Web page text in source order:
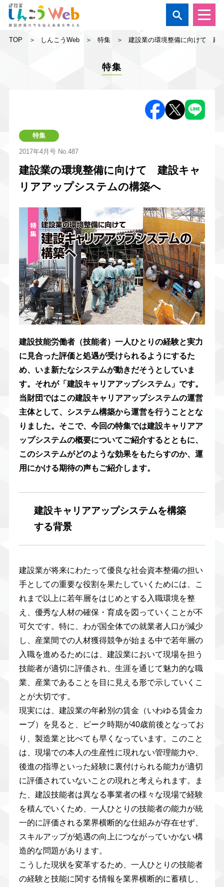

TOP しんこうWeb 特集 建設業の環境整備に向けて 建
特集
特集
2017年4月号No.487
建設業の環境整備に向けて 建設キャ
リアアップシステムの構築へ
建設技能労働者（技能者）一人ひとりの経験と実力
に見合った評価と処遇が受けられるようにするた
め、いま新たなシステムが動きだそうとしていま
す。それが「建設キャリアアップシステム」です。
当財団ではこの建設キャリアアップシステムの運営
主体として、システム構築から運営を行うこととな
りました。そこで、今回の特集では建設キャリアア
ップシステムの概要についてご紹介するとともに、
このシステムがどのような効果をもたらすのか、運
用にかける期待の声もご紹介します。
建設キャリアアップシステムを構築
する背景
建設業が将来にわたって優良な社会資本整備の担い
手としての重要な役割を果たしていくためには、こ
れまで以上に若年層をはじめとする入職環境を整
え、優秀な人材の確保・育成を図っていくことが不
可欠です。特に、わが国全体での就業者人口が減少
し、産業間での人材獲得競争が始まる中で若年層の
入職を進めるためには、建設業において現場を担う
技能者が適切に評価され、生涯を通じて魅力的な職
業、産業であることを目に見える形で示していくこ
とが大切です。
現実には、建設業の年齢別の賃金（いわゆる賃金カ
ーブ）を見ると、ピーク時期が40歳前後となってお
り、製造業と比べても早くなっています。このこと
は、現場での本人の生産性に現れない管理能力や、
後進の指導といった経験に裏付けられる能力が適切
に評価されていないことの現れと考えられます。ま
た、建設技能者は異なる事業者の様々な現場で経験
を積んでいくため、一人ひとりの技能者の能力が統
一的に評価される業界横断的な仕組みが存在せず、
スキルアップが処遇の向上につながっていかない構
造的な問題があります。
こうした現状を変革するため、一人ひとりの技能者
の経験と技能に関する情報を業界横断的に蓄積し、